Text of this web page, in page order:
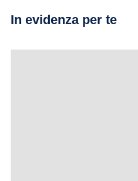
In evidenza per te